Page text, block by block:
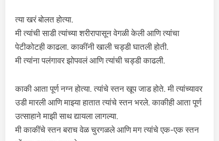
त्या खरं बोलत होत्या.
मी त्यांची साडी त्यांच्या शरीरापासून वेगळी केली आणि त्यांचा
पेटीकोटही काढला. काकींनी खाली चड्डी घातली होती.
मी त्यांना पलंगावर झोपवलं आणि त्यांची चड्डी काढली.
काकी आता पूर्ण नग्न होत्या. त्यांचे स्तन खूप जाड होते. मी त्यांच्यावर
उडी मारली आणि माझ्या हातात त्यांचे स्तन भरले. काकीही आता पूर्ण
उत्साहाने माझी साथ द्यायला लागल्या.
मी काकींचे स्तन बराच वेळ चुरगळले आणि मग त्यांचे एक-एक स्तन